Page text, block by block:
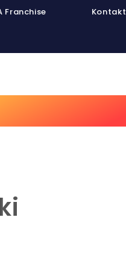
Franchise Kontakt